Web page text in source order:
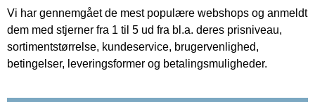
Vi har gennemgået de mest populære webshops og anmeldt
dem med stjerner fra 1 til 5 ud fra bl.a. deres prisniveau,
sortimentstørrelse, kundeservice, brugervenlighed,
betingelser, leveringsformer og betalingsmuligheder.